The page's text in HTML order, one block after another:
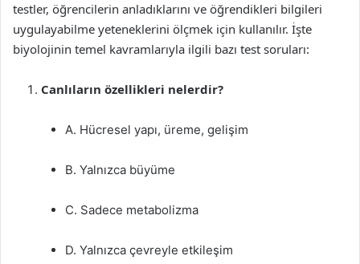
testler, öğrencilerin anladıklarını ve öğrendikleri bilgileri
uygulayabilme yeteneklerini ölçmek için kullanılır. İşte
biyolojinin temel kavramlarıyla ilgili bazı test soruları:
Canlıların özellikleri nelerdir?
A. Hücresel yapı, üreme, gelişim
B. Yalnızca büyüme
C. Sadece metabolizma
D. Yalnızca çevreyle etkileşim